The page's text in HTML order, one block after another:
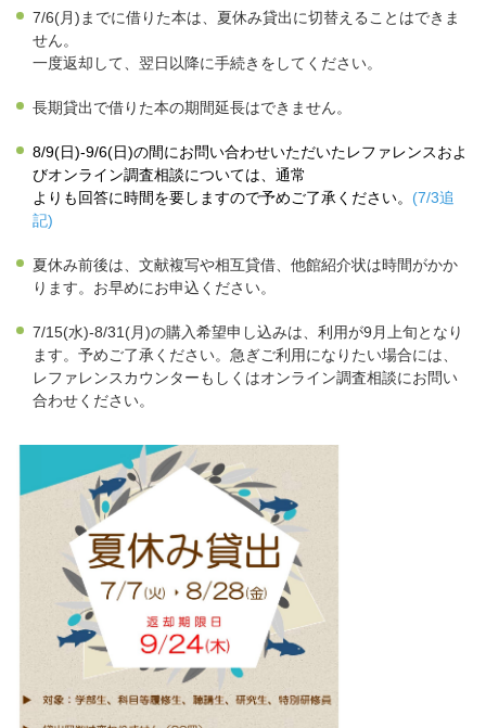
7/6(月)までに借りた本は、夏休み貸出に切替えることはできま
せん。
一度返却して、翌日以降に手続きをしてください。
長期貸出で借りた本の期間延長はできません。
8/9(日)-9/6(日)の間にお問い合わせいただいたレファレンスおよ
びオンライン調査相談については、通常
よりも回答に時間を要しますので予めご了承ください。 (7/3追
記)
夏休み前後は、文献複写や相互貸借、他館紹介状は時間がかか
ります。お早めにお申込ください。
7/15(水)-8/31(月)の購入希望申し込みは、利用が9月上旬となり
ます。予めご了承ください。急ぎご利用になりたい場合には、
レファレンスカウンターもしくはオンライン調査相談にお問い
合わせください。